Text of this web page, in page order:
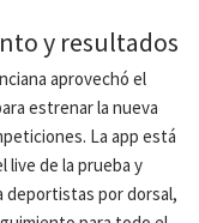
y resultados
aprovechó el
estrenar la nueva
La app está
live de la prueba y
deportistas por dorsal,